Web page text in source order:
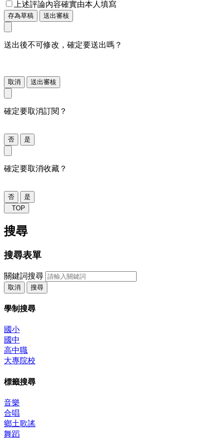
上述評論內容確實由本人填寫
存為草稿 送出審核
送出後不可修改，確定要送出嗎？
取消 送出審核
確定要取消訂閱？
否 是
確定要取消收藏？
否
是
TOP
搜尋
搜尋表單
關鍵詞搜尋
取消 搜尋
學制搜尋
國小
國中
高中職
大專院校
標籤搜尋
音樂
合唱
鄉土歌謠
舞蹈